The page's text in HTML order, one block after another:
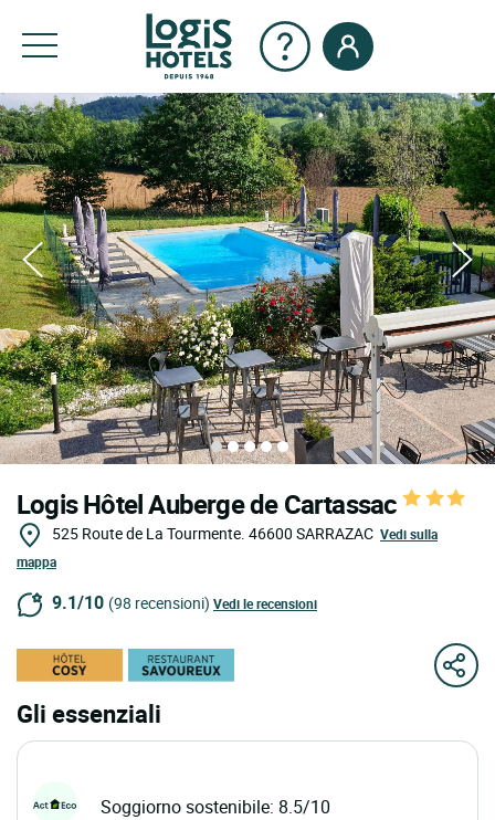
Logis Hôtel Auberge de Cartassac
525 Route de La Tourmente. 46600 SARRAZAC Vedi sulla
mappa
9.1/10 (98 recensioni) Vedi le recensioni
Gli essenziali
Soggiorno sostenibile: 8.5/10